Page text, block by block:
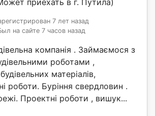
7 лет назад
на сайте 7 часов назад
компанія . Займаємося з
роботами ,
матеріалів,
роботи. Буріння свердловин .
Проектні роботи , вишук...